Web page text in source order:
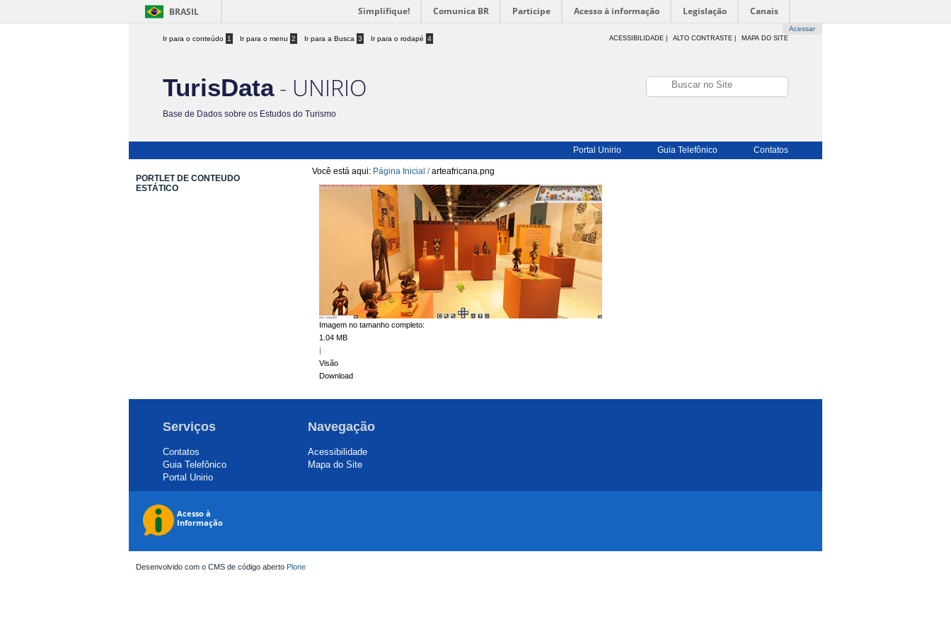
BRASIL Simplifique! Comunica BR Participe Acesso à informação Legislação Canais
Acessar
Ir para o conteúdo 1 Ir para o menu 2 Ir para a Busca 3 Ir para o rodapé 4 ACESSIBILIDADE ALTO CONTRASTE | MAPA DO SITE
TurisData- UNIRIO
Base de Dados sobre os Estudos do Turismo
Portal Unirio Guia Telefônico Contatos
Você está aqui: Página Inicial /arteafricana.png
Imagem no tamanho completo:
1.04 MB
|
Visão
Download
PORTLET DE CONTEUDO
ESTÁTICO
Serviços
Contatos
Guia Telefônico
Portal Unirio
Navegação
Acessibilidade
Mapa do Site
Desenvolvido com o CMS de código aberto Plone